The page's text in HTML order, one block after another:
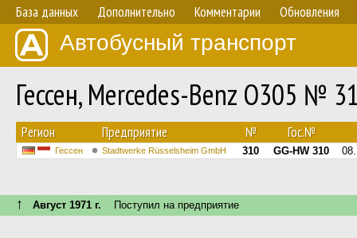
База данных Дополнительно Комментарии Обновления
Автобусный транспорт
Гессен, Mercedes-Benz O305 №
Регион Предприятие № Гос.№
Гессен Stadtwerke Rüsselsheim GmbH 310 GG-HW 310
↑ Август 1971 г. Поступил на предприятие